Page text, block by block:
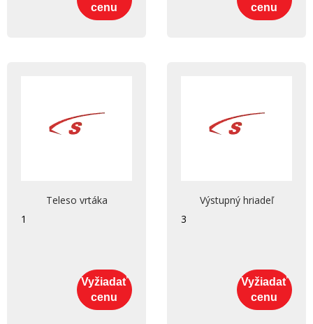
cenu
cenu
Teleso vrtáka
1
Vyžiadať
cenu
Výstupný hriadeľ
3
Vyžiadať
cenu